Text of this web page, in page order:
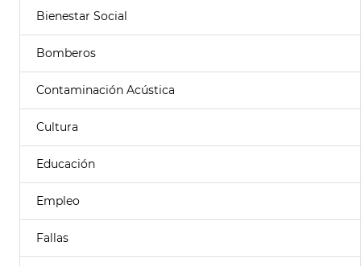
Bienestar Social
Bomberos
Contaminación Acústica
Cultura
Educación
Empleo
Fallas